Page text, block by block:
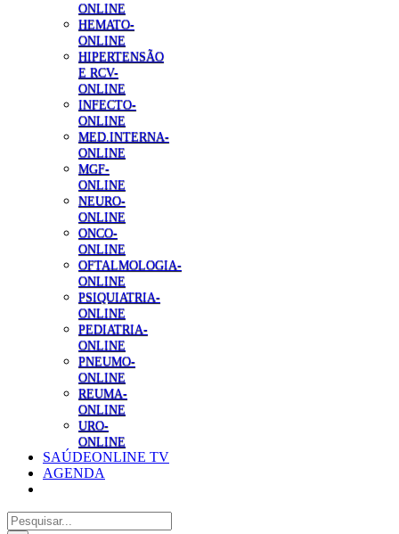
ONLINE
HEMATO-
ONLINE
HIPERTENSÃO
E RCV-
ONLINE
INFECTO-
ONLINE
MED.INTERNA-
ONLINE
MGF-
ONLINE
NEURO-
ONLINE
ONCO-
ONLINE
OFTALMOLOGIA-
ONLINE
PSIQUIATRIA-
ONLINE
PEDIATRIA-
ONLINE
PNEUMO-
ONLINE
REUMA-
ONLINE
URO-
ONLINE
SAÚDEONLINE TV
AGENDA
Pesquisar